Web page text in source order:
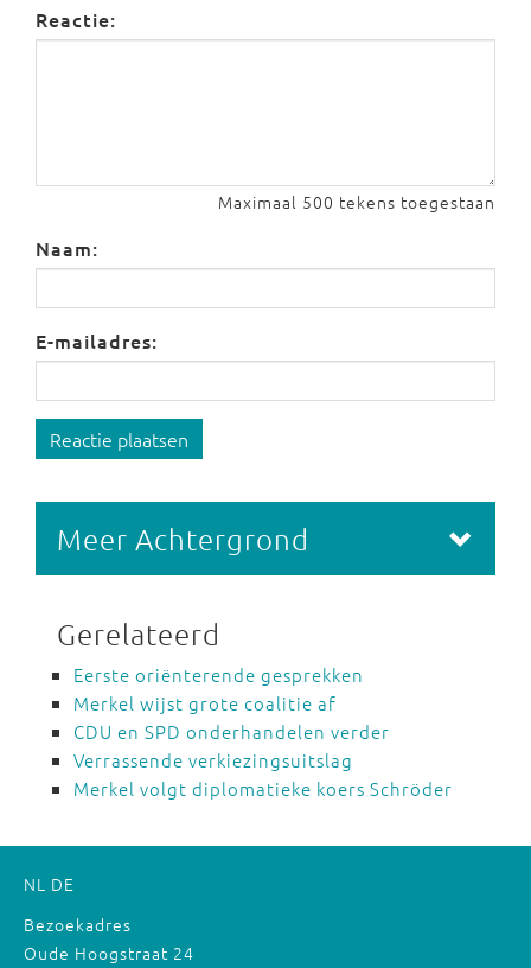
Reactie:
Maximaal 500 tekens toegestaan
Naam:
E-mailadres:
Reactie plaatsen
Meer Achtergrond
Gerelateerd
Eerste oriënterende gesprekken
Merkel wijst grote coalitie af
CDU en SPD onderhandelen verder
Verrassende verkiezingsuitslag
Merkel volgt diplomatieke koers Schröder
NL DE
Bezoekadres
Oude Hoogstraat 24